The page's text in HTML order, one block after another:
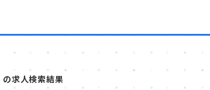
の求人検索結果